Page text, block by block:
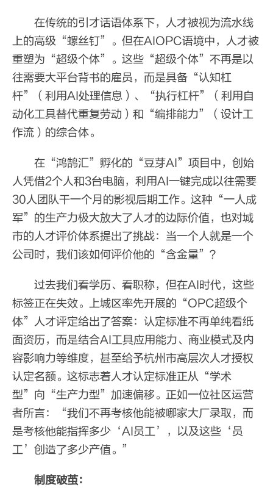
在传统的引才话语体系下，人才被视为流水线
上的高级“螺丝钉”。但在AIOPC语境中，人才被
重塑为“超级个体”。这些“超级个体”不再是以
往需要大平台背书的雇员，而是具备“认知杠
杆”（利用AI处理信息）、“执行杠杆”（利用自
动化工具替代重复劳动）和“编排能力”（设计工
作流）的综合体。
在“鸿鹄汇”孵化的“豆芽AI”项目中，创始
人凭借2个人和3台电脑，利用AI一键完成以往需要
30人团队干一个月的影视后期工作。这种“一人成
军”的生产力极大放大了人才的边际价值，也对城
市的人才评价体系提出了挑战：当一个人就是一个
公司时，我们该如何评价他的“含金量”？
过去我们看学历、看职称，但在AI时代，这些
标签正在失效。上城区率先开展的“OPC超级个
体”人才评定给出了答案：认定标准不再单纯看纸
面资历，而是结合AI工具应用能力、商业模式及内
容影响力等维度，甚至给予杭州市高层次人才授权
认定名额。这标志着人才认定标准正从“学术
型”向“生产力型”加速偏移。正如一位社区运营
者所言：“我们不再考核他能被哪家大厂录取，而
是考核他能指挥多少‘AI员工’，以及这些‘员
工’创造了多少产值。”
制度破茧：